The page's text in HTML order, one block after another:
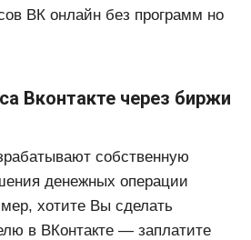
ВК онлайн без программ но
Вконтакте через биржи
собственную
денежных операции
хотите Вы сделать
в ВКонтакте — заплатите